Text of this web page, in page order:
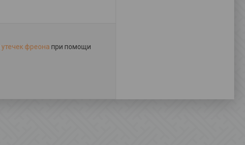
утечек фреона при помощи